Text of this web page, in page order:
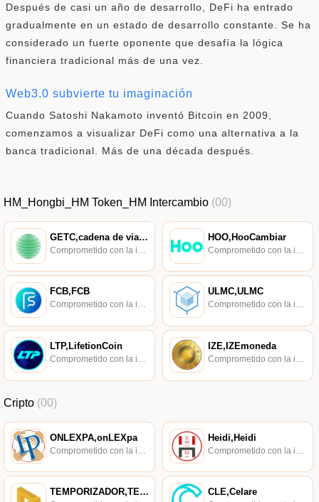
Después de casi un año de desarrollo, DeFi ha entrado
gradualmente en un estado de desarrollo constante. Se ha
considerado un fuerte oponente que desafía la lógica
financiera tradicional más de una vez.
Web3.0 subvierte tu imaginación
Cuando Satoshi Nakamoto inventó Bitcoin en 2009,
comenzamos a visualizar DeFi como una alternativa a la
banca tradicional. Más de una década después.
HM_Hongbi_HM Token_HM Intercambio (00)
GETC,cadena de viaje fácil,EasyTravel HOO,HooCambiar
FCB,FCB
Comprometido con la investigación de políticas en los campos de las nuevas finanzas, las finanzas internacionales y los mercados financieros.
ULMC,ULMC
Comprometido con la investigación de políticas en los campos de las nuevas finanzas, las finanzas internacionales y los mercados financieros.
LTP,LifetionCoin
Comprometido con la investigación de políticas en los campos de las nuevas finanzas, las finanzas internacionales y los mercados financieros.
IZE,IZEmoneda
Comprometido con la investigación de políticas en los campos de las nuevas finanzas, las finanzas internacionales y los mercados financieros.
Cripto (00)
ONLEXPA,onLEXpa Heidi,Heidi
TEMPORIZADOR,TEMPORIZADOR CLE,Celare